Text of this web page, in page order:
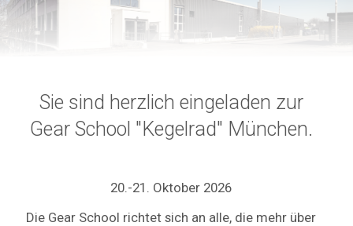
Sie sind herzlich eingeladen zur
Gear School "Kegelrad" München.
20.-21. Oktober 2026
Die Gear School richtet sich an alle, die mehr über